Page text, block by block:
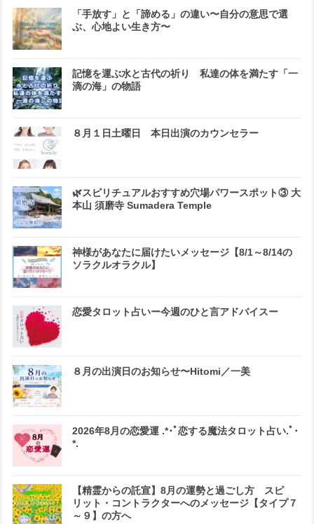
「手放す」と「諦める」の違い〜自分の意思で選
ぶ、心地よい生き方〜
記憶を運ぶ水と古代の祈り 私達の体を満たす「一
滴の海」の物語
８月１日土曜日 本日出演のカウンセラー
🌿スピリチュアルおすすめ穴場パワースポット③ 大
本山 須磨寺 Sumadera Temple
神様があなたに届けたいメッセージ【8/1～8/14の
ソラクルオラクル】
恋愛タロット占いー今週のひと言アドバイスー
８月の出演日のお知らせ〜Hitomi／一美
2026年8月の恋愛運 .*･ﾟ恋する魔法タロット占い.ﾟ･
*.
【精霊からの託宣】8月の運勢と過ごし方 スピ
リット・コントラクターへのメッセージ【タイプ７
～９】の方へ